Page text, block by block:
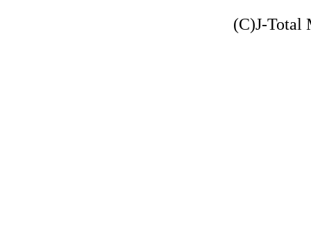
(C)J-Total